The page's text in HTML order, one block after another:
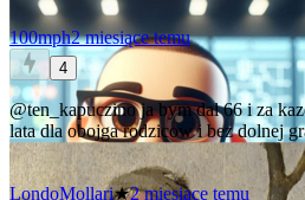
100mph2 miesiące temu
4
@ten_kapuczinoja bym dal 66 i za
lata dla obojga rodzicow i bez dolnej
LondoMollari★2 miesiące temu